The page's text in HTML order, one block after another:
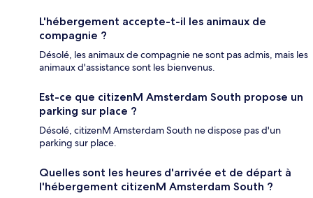
L'hébergement accepte-t-il les animaux de
compagnie ?
Désolé, les animaux de compagnie ne sont pas admis, mais les
animaux d'assistance sont les bienvenus.
Est-ce que citizenM Amsterdam South propose un
parking sur place ?
Désolé, citizenM Amsterdam South ne dispose pas d'un
parking sur place.
Quelles sont les heures d'arrivée et de départ à
l'hébergement citizenM Amsterdam South ?